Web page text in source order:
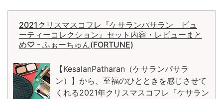
2021クリスマスコフレ『ケサランパサラン ビュ
ーティーコレクション』セット内容・レビューまと
め♡ - ふぉーちゅん(FORTUNE)
【KesalanPatharan（ケサランパサラ
ン）】から、至福のひとときを感じさせて
くれる2021年クリスマスコフレ『ケサラン